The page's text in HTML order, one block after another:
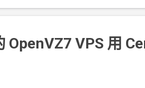
OpenVZ7 VPS 用